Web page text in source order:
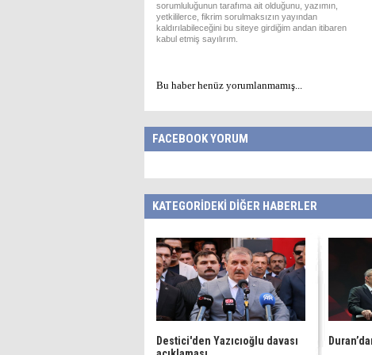
sorumluluğunun tarafıma ait olduğunu, yazımın,
yetkililerce, fikrim sorulmaksızın yayından
kaldırılabileceğini bu siteye girdiğim andan itibaren
kabul etmiş sayılırım.
Bu haber henüz yorumlanmamış...
FACEBOOK YORUM
KATEGORİDEKİ DİĞER HABERLER
Destici'den Yazıcıoğlu davası